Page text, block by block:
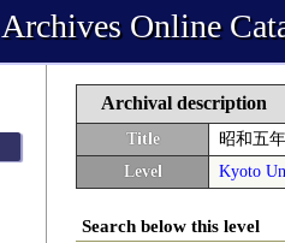
Online
Archival description
Title
昭和五
Level
Kyoto
Search below this level